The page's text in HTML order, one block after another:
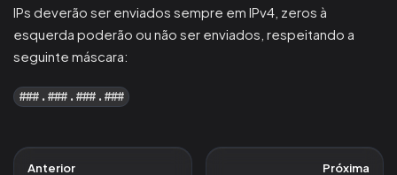
IPs deverão ser enviados sempre em IPv4, zeros à
esquerda poderão ou não ser enviados, respeitando a
seguinte máscara:
###.###.###.###
Anterior Próxima